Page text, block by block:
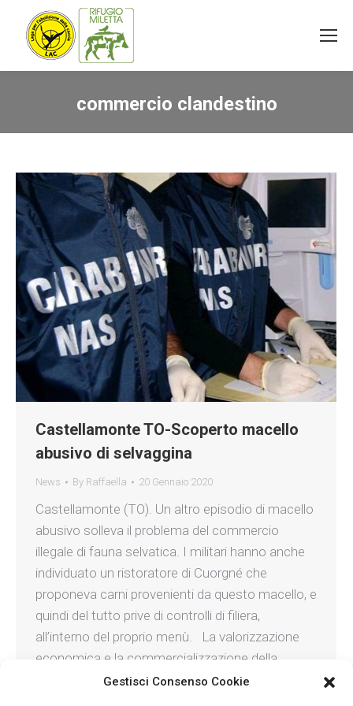
Gestisci Consenso Cookie
commercio clandestino
Castellamonte TO-Scoperto macello
abusivo di selvaggina
News By Raffaella 20 Gennaio 2020
Castellamonte (TO). Un altro episodio di macello
abusivo solleva il problema del commercio
illegale di fauna selvatica. I militari hanno anche
individuato un ristoratore di Cuorgné che
proponeva carni provenienti da questo macello, e
quindi del tutto prive di controlli di filiera,
all’interno del proprio menù. La valorizzazione
economica e la commercializzazione della